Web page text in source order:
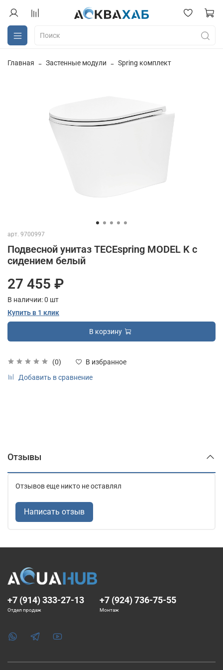
Главная Застенные модули Spring комплект
арт. 9700997
Подвесной унитаз TECEspring MODEL K с
сидением белый
(0)
В избранное
Добавить в сравнение
27 455 ₽
В наличии:0 шт
Купить в 1 клик
В корзину
Отзывы
Отзывов еще никто не оставлял
Написать отзыв
+7 (914) 333-27-13
Отдел продаж
+7 (924) 736-75-55
Монтаж